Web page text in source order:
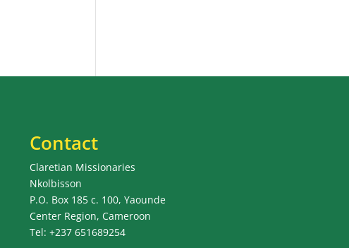
Contact
Claretian Missionaries
Nkolbisson
P.O. Box 185 c. 100, Yaounde
Center Region, Cameroon
Tel: +237 651689254